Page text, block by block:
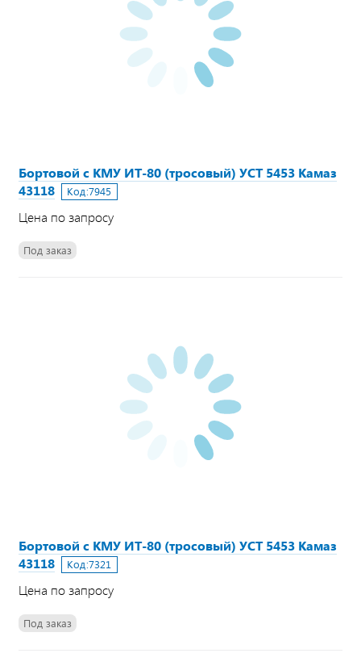
Бортовой с КМУ ИТ-80 (тросовый) УСТ 5453 Камаз
43118
Код:7945
Цена по запросу
Под заказ
Бортовой с КМУ ИТ-80 (тросовый) УСТ 5453 Камаз
43118
Код:7321
Цена по запросу
Под заказ